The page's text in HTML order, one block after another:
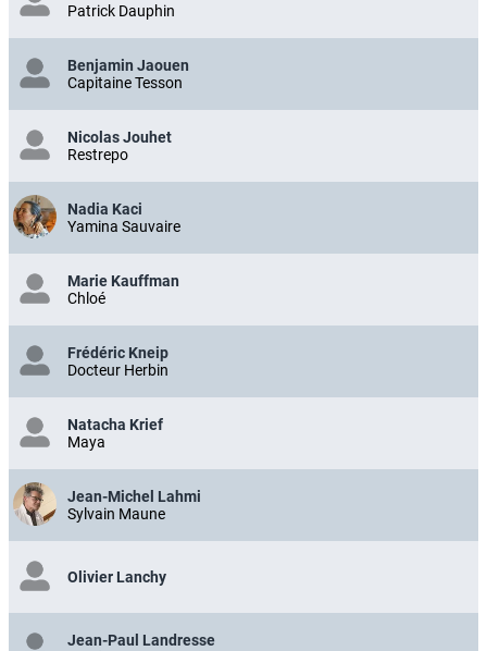
Patrick Dauphin
Benjamin Jaouen
Capitaine Tesson
Nicolas Jouhet
Restrepo
Nadia Kaci
Yamina Sauvaire
Marie Kauffman
Chloé
Frédéric Kneip
Docteur Herbin
Natacha Krief
Maya
Jean-Michel Lahmi
Sylvain Maune
Olivier Lanchy
Jean-Paul Landresse